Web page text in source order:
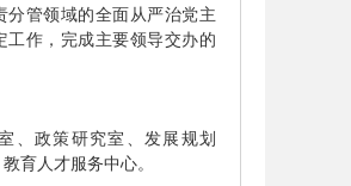
分管领域的全面从严治党主
工作，完成主要领导交办的
、政策研究室、发展规划
育人才服务中心。